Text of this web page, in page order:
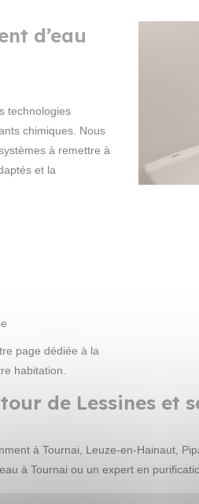
d’eau
technologies
chimiques. Nous
à remettre à
et la
page dédiée à la
habitation.
de Lessines et
à Tournai, Leuze-en-Hainaut,
à Tournai ou un expert en